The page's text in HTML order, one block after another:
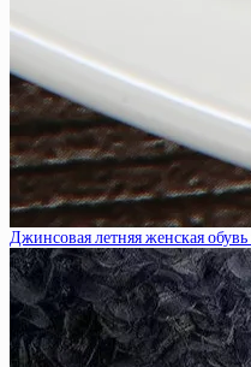
Джинсовая летняя женская